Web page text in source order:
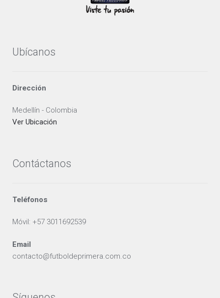
Ubícanos
Dirección
Medellín - Colombia
Ver Ubicación
Contáctanos
Teléfonos
Móvil: +57 3011692539
Email
contacto@futboldeprimera.com.co